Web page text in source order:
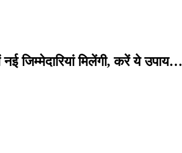
जिम्मेदारियां मिलेंगी, करें ये उपाय…